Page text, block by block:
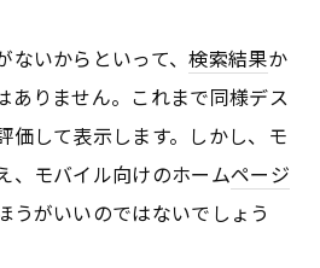
ないからといって、検索結果か
ありません。これまで同様デス
価して表示します。しかし、モ
、モバイル向けのホームページ
うがいいのではないでしょう